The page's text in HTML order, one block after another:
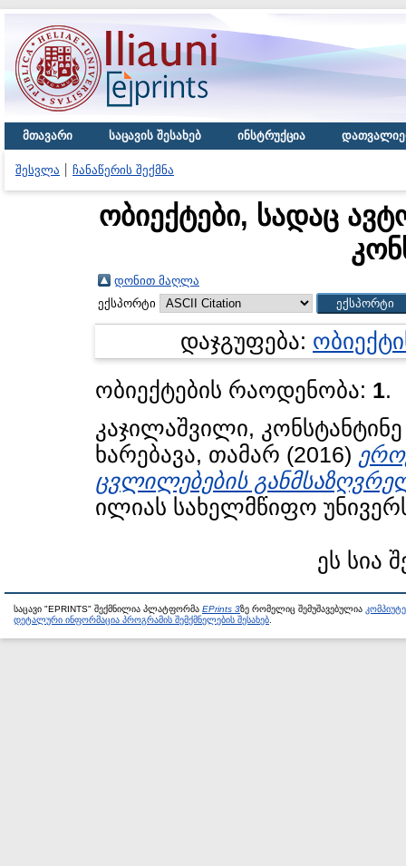
მთავარი საცავის შესახებ ინსტრუქცია
შესვლა ჩანაწერის შექმნა
ობიექტები, სადაც
დონით მაღლა
ექსპორტი
დაჯგუფება:
ობიექტების რაოდენობა: 1.
კაჯილაშვილი, კონსტანტინე
ხარებავა, თამარ (2016)
ცვლილებების
ილიას სახელმწიფო
ეს სია
საცავი "EPRINTS" შექმნილია პლატფორმა EPrints 3ზე რომელიც შემუშავებულია
დეტალური ინფორმაცია პროგრამის შემქმნელების შესახებ